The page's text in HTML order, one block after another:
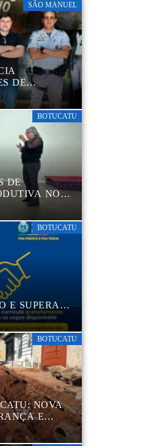
SÃO MANUEL
DE
BOTUCATU
DE
NO
BOTUCATU
E SUPERA
BOTUCATU
NOVA
E
DA